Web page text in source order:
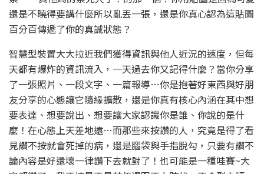
還是不曉得要講什麼所以亂丟一張，還是你真心認為這貼圖
百分百傳遞了你的真誠狀態？
智慧型裝置大大拉近我們獲得資訊與他人近況的速度，但每
天都有爆炸的資訊流入，一天過去你又記得什麼？當你分享
了一張照片、一段文字、一篇報導…你是抱著好東西與好朋
友分享的心態讓它隨緣擴散，還是你真有核心內涵在其中想
要表達、想要說出、想要讓大家認識你是誰、你說的是什
麼！在心態上天差地遠…而那些來按讚的人，究竟是得了看
見讚不按就會死掉的病，還是腦袋與手指脫勾，只要有讚不
論內容是好還壞一律讚下去就對了！也可能是一種哇賽~大